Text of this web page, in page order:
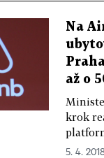
Na
až o
krok
5. 4.